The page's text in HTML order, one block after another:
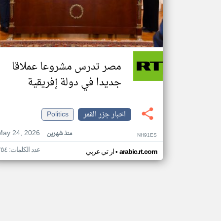
مصر تدرس مشروعا عملاقا
جديدا في دولة إفريقية
اخبار جزر القمر
Politics
24, 2026
منذ شهرين NH91ES
ار تي عربي• arabic.rt.com عدد الكلمات: ٢٥٤